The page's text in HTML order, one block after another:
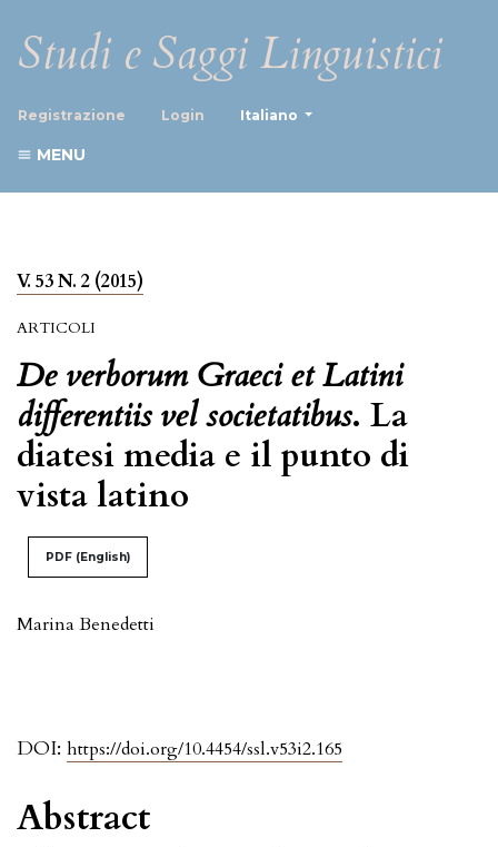
Studi e Saggi Linguistici
Registrazione Login Italiano
MENU
V. 53 N. 2 (2015)
ARTICOLI
De verborum Graeci et Latini
differentiis vel societatibus. La
diatesi media e il punto di
vista latino
PDF (English)
Marina Benedetti
DOI: https://doi.org/10.4454/ssl.v53i2.165
Abstract